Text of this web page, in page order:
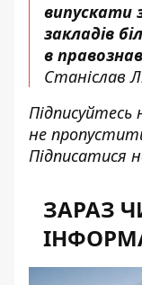
випускати
закладів
в
Станіслав
не
Підписатися
ЗАРАЗ